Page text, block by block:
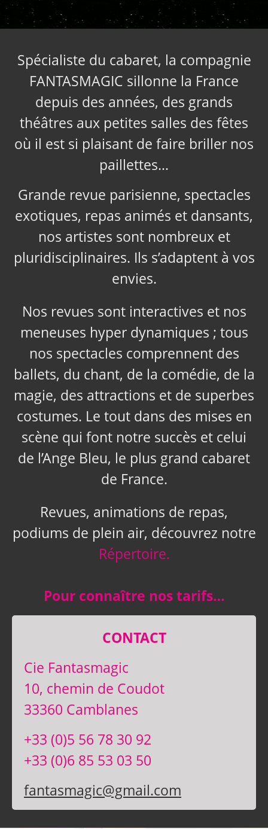
Spécialiste du cabaret, la compagnie
FANTASMAGIC sillonne la France
depuis des années, des grands
théâtres aux petites salles des fêtes
où il est si plaisant de faire briller nos
paillettes…
Grande revue parisienne, spectacles
exotiques, repas animés et dansants,
nos artistes sont nombreux et
pluridisciplinaires. Ils s’adaptent à vos
envies.
Nos revues sont interactives et nos
meneuses hyper dynamiques ; tous
nos spectacles comprennent des
ballets, du chant, de la comédie, de la
magie, des attractions et de superbes
costumes. Le tout dans des mises en
scène qui font notre succès et celui
de l’Ange Bleu, le plus grand cabaret
de France.
Revues, animations de repas,
podiums de plein air, découvrez notre
Répertoire.
Pour connaître nos tarifs…
CONTACT
Cie Fantasmagic
10, chemin de Coudot
33360 Camblanes
+33 (0)5 56 78 30 92
+33 (0)6 85 53 03 50
fantasmagic@gmail.com